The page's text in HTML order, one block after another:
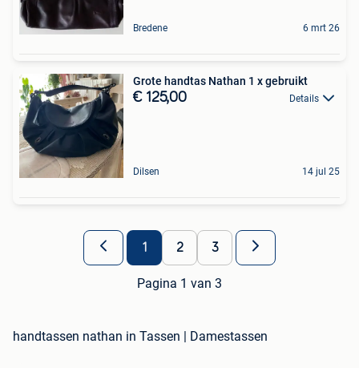
Bredene 6 mrt 26
Grote handtas Nathan 1 x gebruikt
€ 125,00 Details
Dilsen 14 jul 25
1 2 3
Pagina 1 van 3
handtassen nathan in Tassen | Damestassen